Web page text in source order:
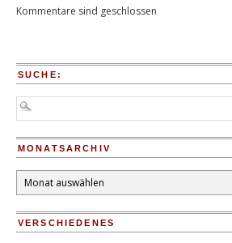
Kommentare sind geschlossen
SUCHE:
MONATSARCHIV
Monatsarchiv
VERSCHIEDENES